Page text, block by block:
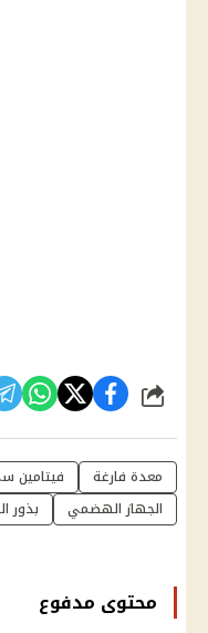
شارك
معدة فارغة فيتامين
الجهاز الهضمي
بذور
محتوى مدفوع